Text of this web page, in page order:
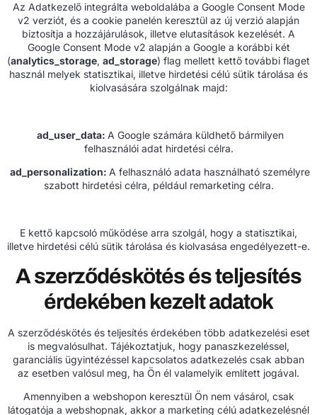
Az Adatkezelő integrálta weboldalába a Google Consent Mode
v2 verziót, és a cookie panelén keresztül az új verzió alapján
biztosítja a hozzájárulások, illetve elutasítások kezelését. A
Google Consent Mode v2 alapján a Google a korábbi két
(analytics_storage, ad_storage) flag mellett kettő további flaget
használ melyek statisztikai, illetve hirdetési célú sütik tárolása és
kiolvasására szolgálnak majd:
ad_user_data: A Google számára küldhető bármilyen
felhasználói adat hirdetési célra.
ad_personalization: A felhasználó adata használható személyre
szabott hirdetési célra, például remarketing célra.
E kettő kapcsoló működése arra szolgál, hogy a statisztikai,
illetve hirdetési célú sütik tárolása és kiolvasása engedélyezett-e.
A szerződéskötés és teljesítés
érdekében kezelt adatok
A szerződéskötés és teljesítés érdekében több adatkezelési eset
is megvalósulhat. Tájékoztatjuk, hogy panaszkezeléssel,
garanciális ügyintézéssel kapcsolatos adatkezelés csak abban
az esetben valósul meg, ha Ön él valamelyik említett jogával.
Amennyiben a webshopon keresztül Ön nem vásárol, csak
látogatója a webshopnak, akkor a marketing célú adatkezelésnél